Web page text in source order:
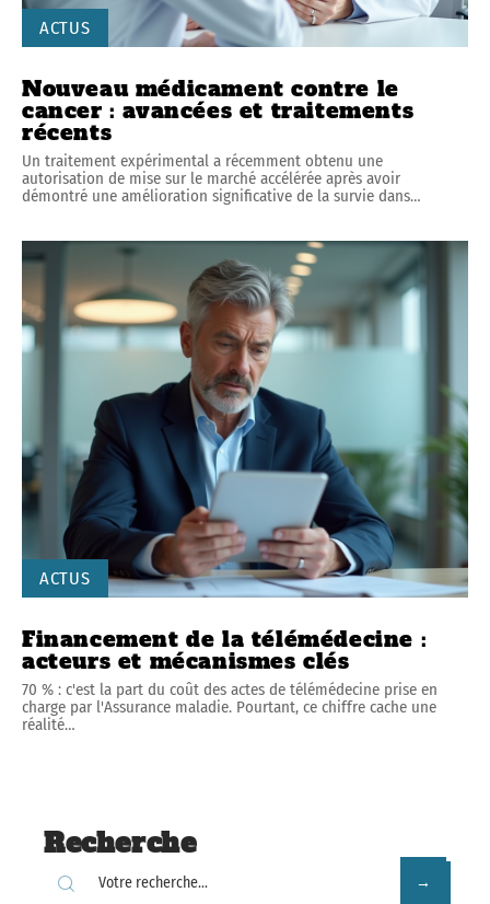
ACTUS
Nouveau médicament contre le
cancer : avancées et traitements
récents
Un traitement expérimental a récemment obtenu une
autorisation de mise sur le marché accélérée après avoir
démontré une amélioration significative de la survie dans…
ACTUS
Financement de la télémédecine :
acteurs et mécanismes clés
70 % : c'est la part du coût des actes de télémédecine prise en
charge par l'Assurance maladie. Pourtant, ce chiffre cache une
réalité…
Recherche